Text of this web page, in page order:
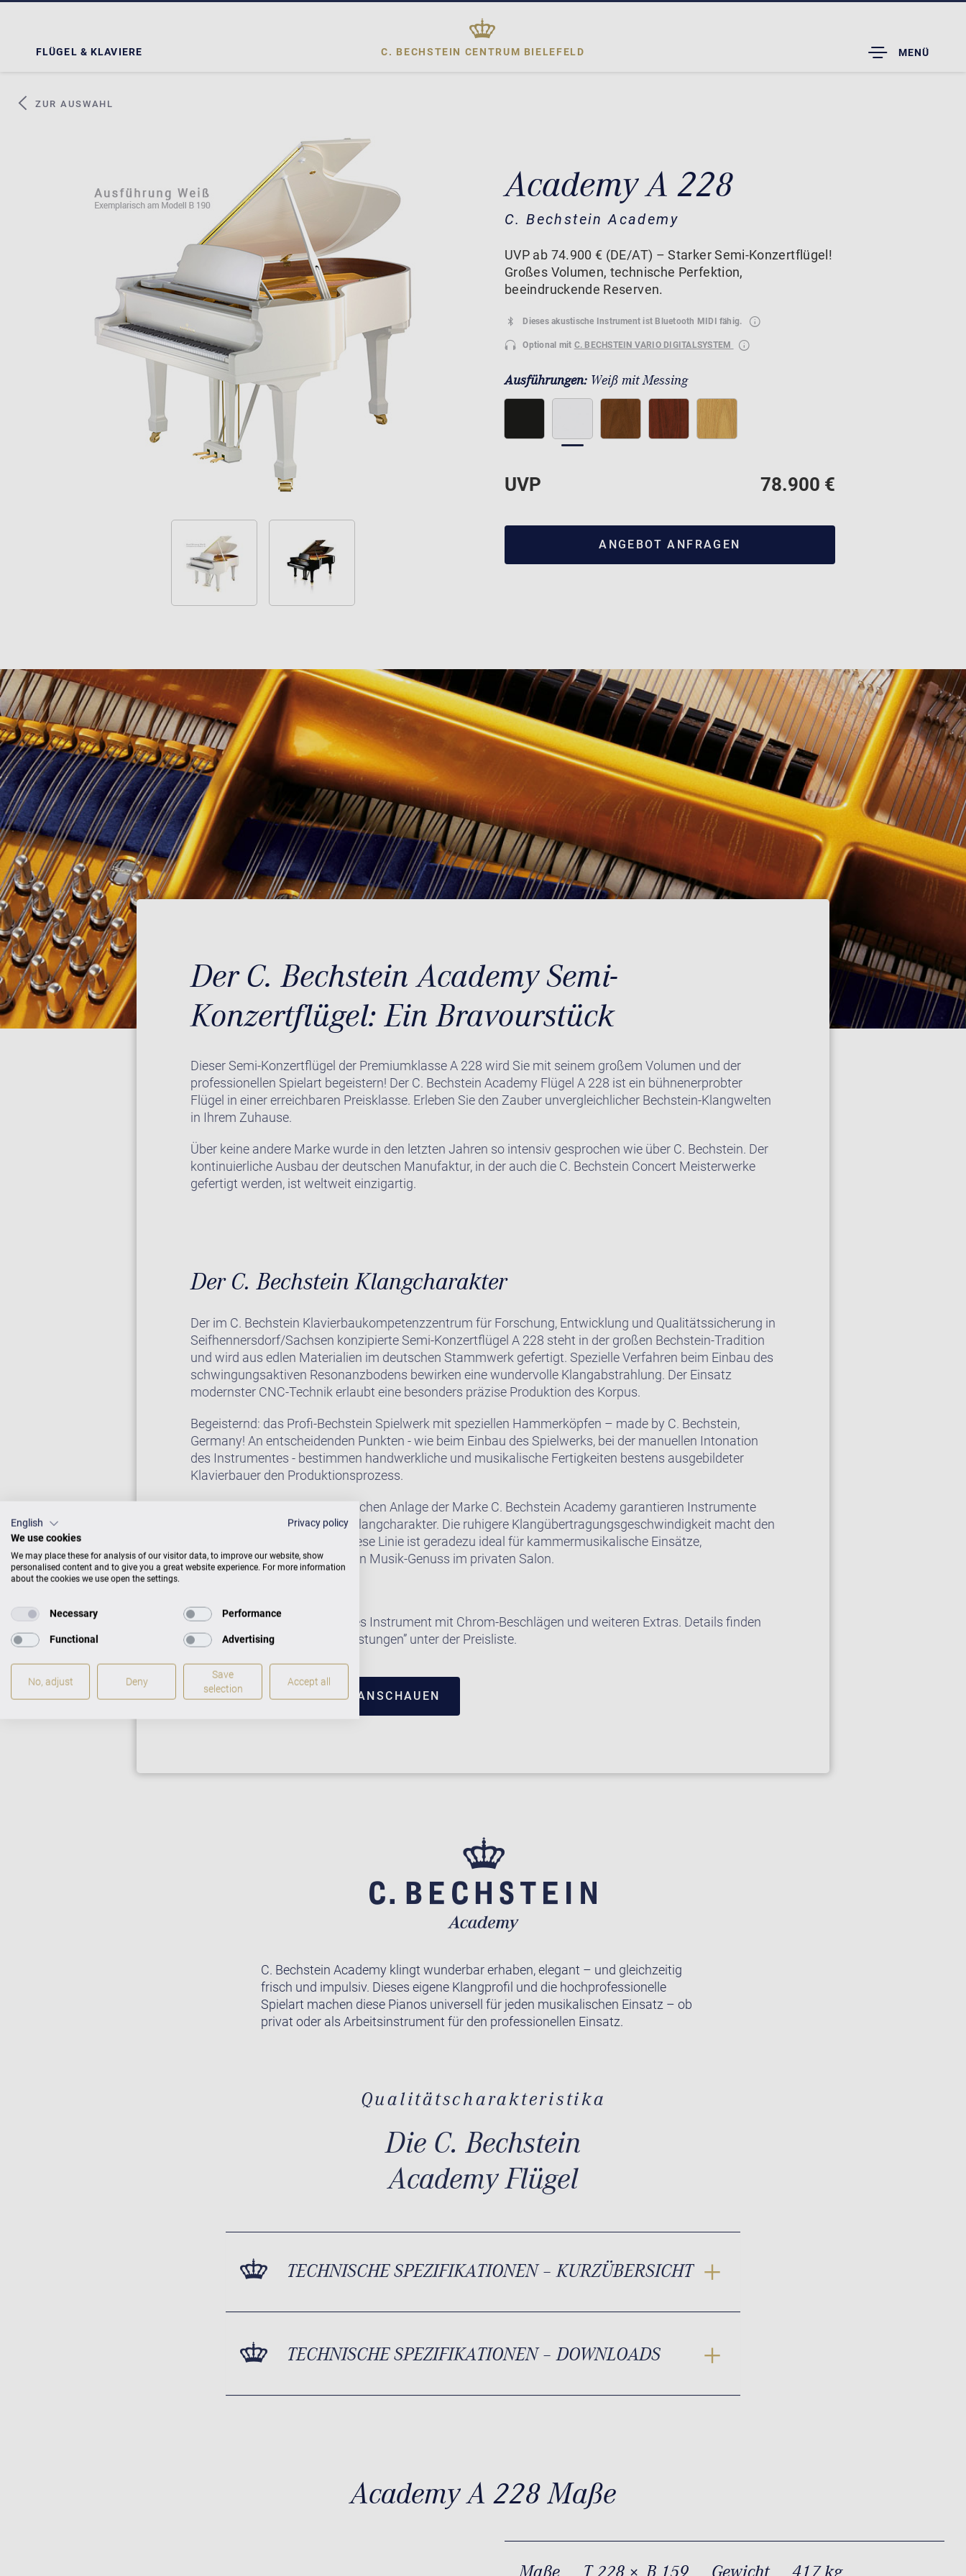
FLÜGEL & KLAVIERE C. BECHSTEIN CENTRUM BIELEFELD
TOGGLE
DROPDOWN
MENÜ
ZUR AUSWAHL
Academy A 228
C. Bechstein Academy
UVP ab 74.900 € (DE/AT) – Starker Semi-Konzertflügel!
Großes Volumen, technische Perfektion,
beeindruckende Reserven.
Dieses akustische Instrument ist Bluetooth MIDI fähig.
Optional mit C. BECHSTEIN VARIO DIGITALSYSTEM
Ausführungen: Weiß mit Messing
UVP 78.900 €
ANGEBOT ANFRAGEN
Der C. Bechstein Academy Semi-
Konzertflügel: Ein Bravourstück
Dieser Semi-Konzertflügel der Premiumklasse A 228 wird Sie mit seinem großem Volumen und der
professionellen Spielart begeistern! Der C. Bechstein Academy Flügel A 228 ist ein bühnenerprobter
Flügel in einer erreichbaren Preisklasse. Erleben Sie den Zauber unvergleichlicher Bechstein-Klangwelten
in Ihrem Zuhause.
Über keine andere Marke wurde in den letzten Jahren so intensiv gesprochen wie über C. Bechstein. Der
kontinuierliche Ausbau der deutschen Manufaktur, in der auch die C. Bechstein Concert Meisterwerke
gefertigt werden, ist weltweit einzigartig.
Der C. Bechstein Klangcharakter
Der im C. Bechstein Klavierbaukompetenzzentrum für Forschung, Entwicklung und Qualitätssicherung in
Seifhennersdorf/Sachsen konzipierte Semi-Konzertflügel A 228 steht in der großen Bechstein-Tradition
und wird aus edlen Materialien im deutschen Stammwerk gefertigt. Spezielle Verfahren beim Einbau des
schwingungsaktiven Resonanzbodens bewirken eine wundervolle Klangabstrahlung. Der Einsatz
modernster CNC-Technik erlaubt eine besonders präzise Produktion des Korpus.
Begeisternd: das Profi-Bechstein Spielwerk mit speziellen Hammerköpfen – made by C. Bechstein,
Germany! An entscheidenden Punkten - wie beim Einbau des Spielwerks, bei der manuellen Intonation
des Instrumentes - bestimmen handwerkliche und musikalische Fertigkeiten bestens ausgebildeter
Klavierbauer den Produktionsprozess.
Bauliche Konzepte der akustischen Anlage der Marke C. Bechstein Academy garantieren Instrumente
mit einem noblen, eleganten Klangcharakter. Die ruhigere Klangübertragungsgeschwindigkeit macht den
Ton erhaben und getragen. Diese Linie ist geradezu ideal für kammermusikalische Einsätze,
selbstverständlich auch für den Musik-Genuss im privaten Salon.
Auf Wunsch erhalten Sie dieses Instrument mit Chrom-Beschlägen und weiteren Extras. Details finden
Sie weiter unten bei “Zusatzleistungen” unter der Preisliste.
FLÜGEL IM CENTRUM ANSCHAUEN
C. Bechstein Academy klingt wunderbar erhaben, elegant – und gleichzeitig
frisch und impulsiv. Dieses eigene Klangprofil und die hochprofessionelle
Spielart machen diese Pianos universell für jeden musikalischen Einsatz – ob
privat oder als Arbeitsinstrument für den professionellen Einsatz.
Qualitätscharakteristika
Die C. Bechstein
Academy Flügel
TECHNISCHE SPEZIFIKATIONEN – KURZÜBERSICHT
TECHNISCHE SPEZIFIKATIONEN – DOWNLOADS
Academy A 228 Maße
Maße T 228 × B 159 Gewicht 417 kg
English
Privacy policy
We use cookies
We may place these for analysis of our visitor data, to improve our website, show
personalised content and to give you a great website experience. For more information
about the cookies we use open the settings.
Necessary Performance
Functional Advertising
No, adjust Deny
Save
selection
Accept all